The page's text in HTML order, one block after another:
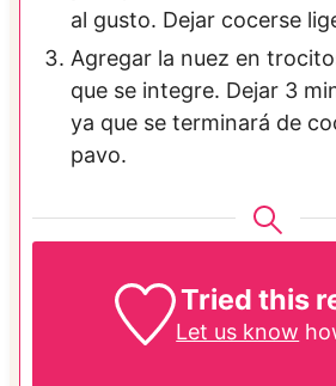
al gusto. Dejar cocerse
Agregar la nuez en
que se integre. Dejar 3
ya que se terminará de
pavo.
Tried this
Let us know